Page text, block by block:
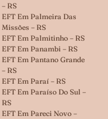
– RS
EFT Em Palmeira Das
Missões – RS
EFT Em Palmitinho – RS
EFT Em Panambi – RS
EFT Em Pantano Grande
– RS
EFT Em Paraí – RS
EFT Em Paraíso Do Sul –
RS
EFT Em Pareci Novo –